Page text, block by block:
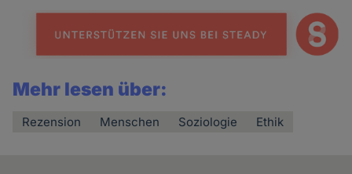
Mehr lesen über:
Rezension Menschen Soziologie Ethik